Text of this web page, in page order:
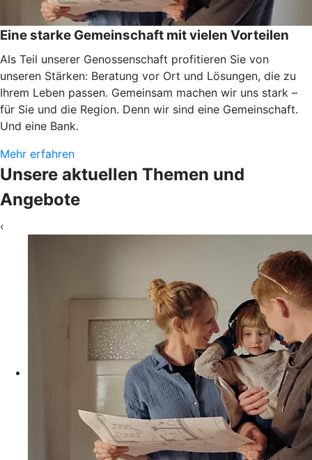
Eine starke Gemeinschaft mit vielen Vorteilen
Als Teil unserer Genossenschaft profitieren Sie von
unseren Stärken: Beratung vor Ort und Lösungen, die zu
Ihrem Leben passen. Gemeinsam machen wir uns stark –
für Sie und die Region. Denn wir sind eine Gemeinschaft.
Und eine Bank.
Mehr erfahren
Unsere aktuellen Themen und
Angebote
‹